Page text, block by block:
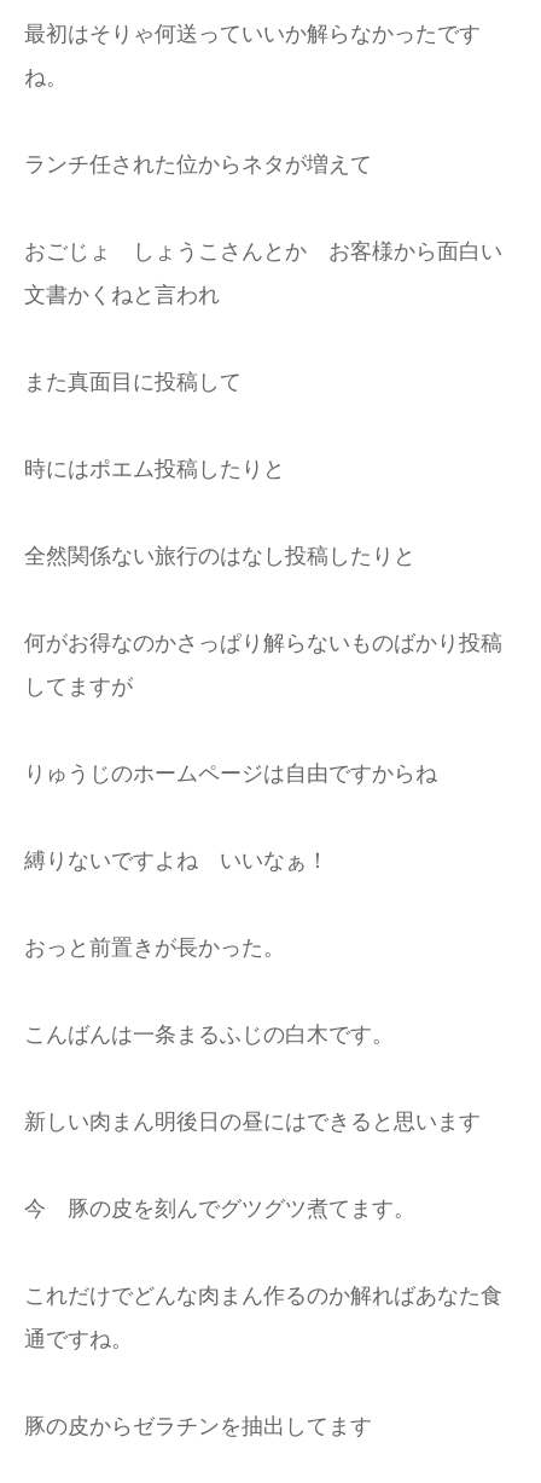
最初はそりゃ何送っていいか解らなかったです
ね。
ランチ任された位からネタが増えて
おごじょ しょうこさんとか お客様から面白い
文書かくねと言われ
また真面目に投稿して
時にはポエム投稿したりと
全然関係ない旅行のはなし投稿したりと
何がお得なのかさっぱり解らないものばかり投稿
してますが
りゅうじのホームページは自由ですからね
縛りないですよね いいなぁ！
おっと前置きが長かった。
こんばんは一条まるふじの白木です。
新しい肉まん明後日の昼にはできると思います
今 豚の皮を刻んでグツグツ煮てます。
これだけでどんな肉まん作るのか解ればあなた食
通ですね。
豚の皮からゼラチンを抽出してます